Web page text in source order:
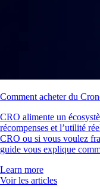
Comment acheter du
CRO alimente un
récompenses et l’utilité
CRO ou si vous voulez
guide vous explique
Learn more
Voir les articles